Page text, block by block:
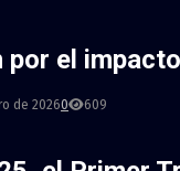
por el
de 20260 609